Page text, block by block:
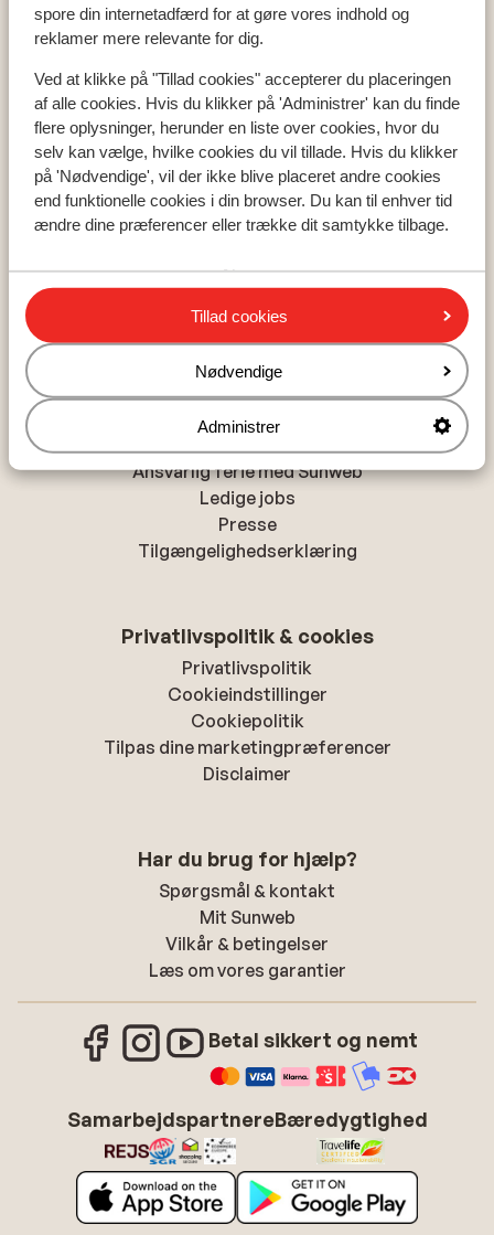
spore din internetadfærd for at gøre vores indhold og
reklamer mere relevante for dig.
Ved at klikke på "Tillad cookies" accepterer du placeringen
af alle cookies. Hvis du klikker på 'Administrer' kan du finde
flere oplysninger, herunder en liste over cookies, hvor du
selv kan vælge, hvilke cookies du vil tillade. Hvis du klikker
på 'Nødvendige', vil der ikke blive placeret andre cookies
end funktionelle cookies i din browser. Du kan til enhver tid
ændre dine præferencer eller trække dit samtykke tilbage.
Tillad cookies
Nødvendige
Administrer
Populære regioner
Tyrkiets sydkyst
Kreta
Mallorca
Madeira
Alanya
Hurghada
Om Sunweb
Ansvarlig ferie med Sunweb
Ledige jobs
Presse
Tilgængelighedserklæring
Privatlivspolitik & cookies
Privatlivspolitik
Cookieindstillinger
Cookiepolitik
Tilpas dine marketingpræferencer
Disclaimer
Har du brug for hjælp?
Spørgsmål & kontakt
Mit Sunweb
Vilkår & betingelser
Læs om vores garantier
Betal sikkert og nemt
SamarbejdspartnereBæredygtighed